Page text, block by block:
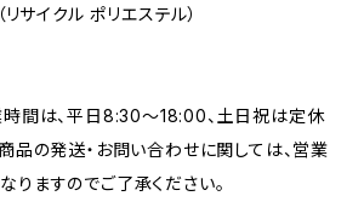
サイクル ポリエステル）
時間は、平日8:30～18:00、土日祝は定休
商品の発送・お問い合わせに関しては、営業
りますのでご了承ください。